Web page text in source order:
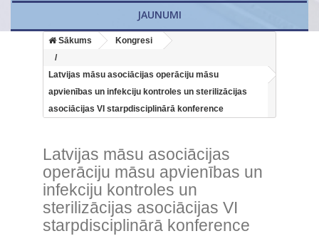
JAUNUMI
Sākums Kongresi
Latvijas māsu asociācijas operāciju māsu
apvienības un infekciju kontroles un sterilizācijas
asociācijas VI starpdisciplinārā konference
Latvijas māsu asociācijas
operāciju māsu apvienības un
infekciju kontroles un
sterilizācijas asociācijas VI
starpdisciplinārā konference